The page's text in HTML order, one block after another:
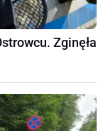
Zginęła